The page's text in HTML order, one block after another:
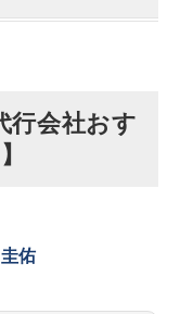
費用相場は月3
業種別の狙い目
行会社おす
佑